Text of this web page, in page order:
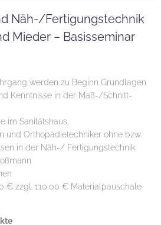
Näh-/Fertigungstechnik
Mieder – Basisseminar
werden zu Beginn Grundlagen
Kenntnisse in der Maß-/Schnitt-
im Sanitätshaus,
und Orthopädietechniker ohne bzw.
in der Näh-/ Fertigungstechnik
€ zzgl. 110,00 € Materialpauschale